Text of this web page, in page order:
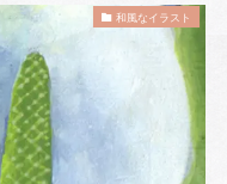
和風なイラスト